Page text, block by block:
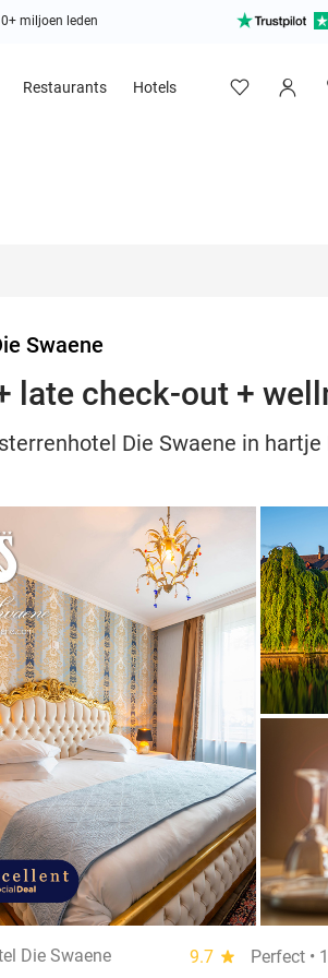
miljoen leden
Restaurants Hotels
Swaene
late check-out +
Die Swaene in
Die Swaene 9.7 star
Perfect •